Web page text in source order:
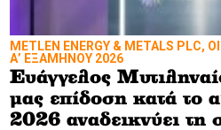
METLEN ENERGY & METALS
Α’ ΕΞΑΜΗΝΟΥ 2026
Ευάγγελος
μας επίδοση κατά το
2026 αναδεικνύει τη